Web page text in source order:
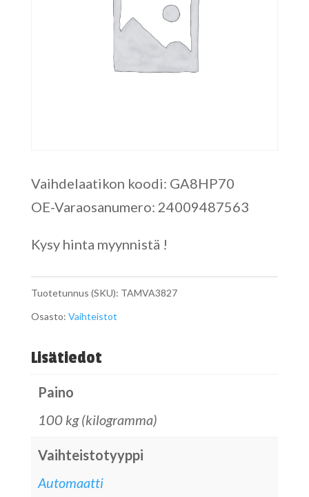
Vaihdelaatikon koodi: GA8HP70
OE-Varaosanumero: 24009487563
Kysy hinta myynnistä !
Tuotetunnus (SKU): TAMVA3827
Osasto: Vaihteistot
Lisätiedot
Paino
100 kg (kilogramma)
Vaihteistotyyppi
Automaatti